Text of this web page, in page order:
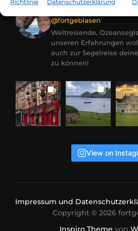
Richtlinie
Datenschutzerklärung
Claudia Jürgen Kirchberger
@fortgeblasen
Weltreisende,
unseren Erfahrungen
auch zur Segelreise
zu können!
View on
Impressum und
Copyright © 2026
Inspiro Theme von